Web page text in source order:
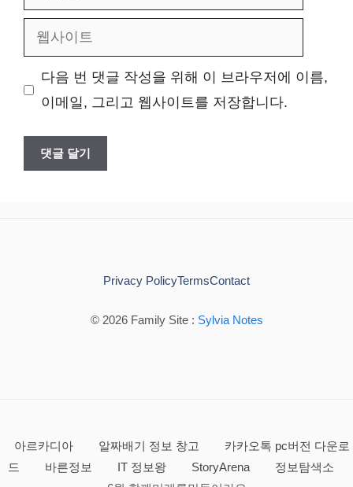
메
사
다음 번 댓글 작성을 위해 이 브라우저에 이름,
이메일, 그리고 웹사이트를 저장합니다.
© 2026 Family Site : Sylvia Notes
Privacy PolicyTermsContact
아르카디아 알짜배기 정보 창고
카카오톡 pc버전 다운로
드
바른정보 IT 정보왕 StoryArena
정보탐색소